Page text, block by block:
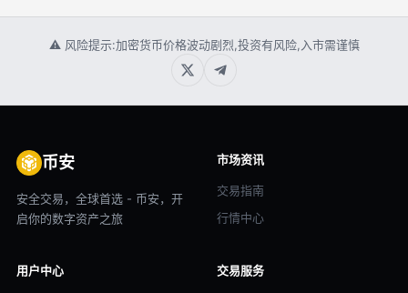
⚠ 风险提示:加密货币价格波动剧烈,投资有风险,入市需谨慎
币安
安全交易，全球首选 - 币安，开
启你的数字资产之旅
市场资讯
交易指南
行情中心
用户中心 交易服务